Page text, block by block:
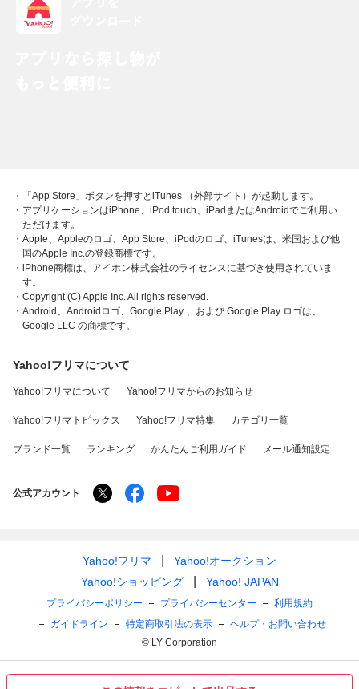
・「App Store」ボタンを押すとiTunes （外部サイト）が起動します。
・アプリケーションはiPhone、iPod touch、iPadまたはAndroidでご利用い
ただけます。
・Apple、Appleのロゴ、App Store、iPodのロゴ、iTunesは、米国および他
国のApple Inc.の登録商標です。
・iPhone商標は、アイホン株式会社のライセンスに基づき使用されていま
す。
・Copyright (C) Apple Inc. All rights reserved.
・Android、Androidロゴ、Google Play 、および Google Play ロゴは、
Google LLC の商標です。
Yahoo!フリマについて
Yahoo!フリマについて Yahoo!フリマからのお知らせ
Yahoo!フリマトピックス Yahoo!フリマ特集 カテゴリ一覧
ブランド一覧 ランキング かんたんご利用ガイド メール通知設定
公式アカウント
Yahoo!フリマ
Yahoo!オークション
Yahoo!ショッピング
Yahoo! JAPAN
プライバシーポリシー プライバシーセンター
利用規約
ガイドライン
特定商取引法の表示
ヘルプ・お問い合わせ
© LY Corporation